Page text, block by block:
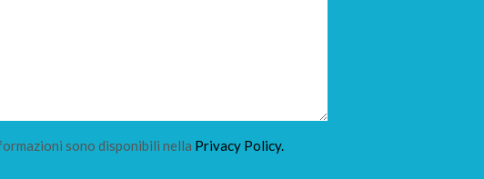
sono disponibili nella Privacy Policy.